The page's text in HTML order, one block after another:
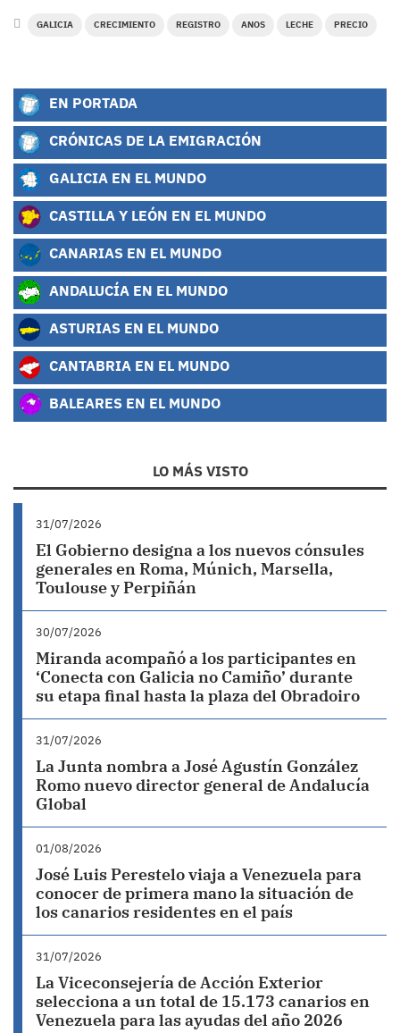
GALICIA CRECIMIENTO REGISTRO ANOS LECHE PRECIO
EN PORTADA
CRÓNICAS DE LA EMIGRACIÓN
GALICIA EN EL MUNDO
CASTILLA Y LEÓN EN EL MUNDO
CANARIAS EN EL MUNDO
ANDALUCÍA EN EL MUNDO
ASTURIAS EN EL MUNDO
CANTABRIA EN EL MUNDO
BALEARES EN EL MUNDO
LO MÁS VISTO
31/07/2026
El Gobierno designa a los nuevos cónsules
generales en Roma, Múnich, Marsella,
Toulouse y Perpiñán
30/07/2026
Miranda acompañó a los participantes en
‘Conecta con Galicia no Camiño’ durante
su etapa final hasta la plaza del Obradoiro
31/07/2026
La Junta nombra a José Agustín González
Romo nuevo director general de Andalucía
Global
01/08/2026
José Luis Perestelo viaja a Venezuela para
conocer de primera mano la situación de
los canarios residentes en el país
31/07/2026
La Viceconsejería de Acción Exterior
selecciona a un total de 15.173 canarios en
Venezuela para las ayudas del año 2026